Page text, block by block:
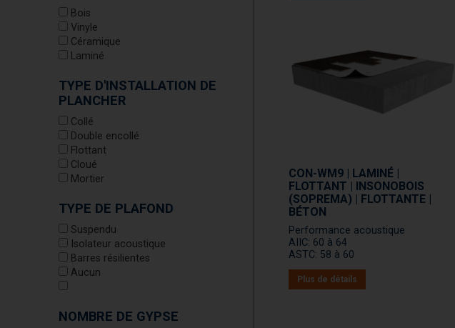
Bois
Vinyle
Céramique
Laminé
TYPE D'INSTALLATION DE
PLANCHER
Collé
Double encollé
Flottant
Cloué
Mortier
TYPE DE PLAFOND
Suspendu
Isolateur acoustique
Barres résilientes
Aucun
NOMBRE DE GYPSE
CON-WM9 | LAMINÉ |
FLOTTANT | INSONOBOIS
(SOPREMA) | FLOTTANTE |
BÉTON
Performance acoustique
AIIC: 60 à 64
ASTC: 58 à 60
Plus de détails